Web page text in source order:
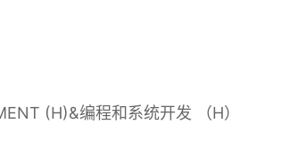
(H)&编程和系统开发 （H）